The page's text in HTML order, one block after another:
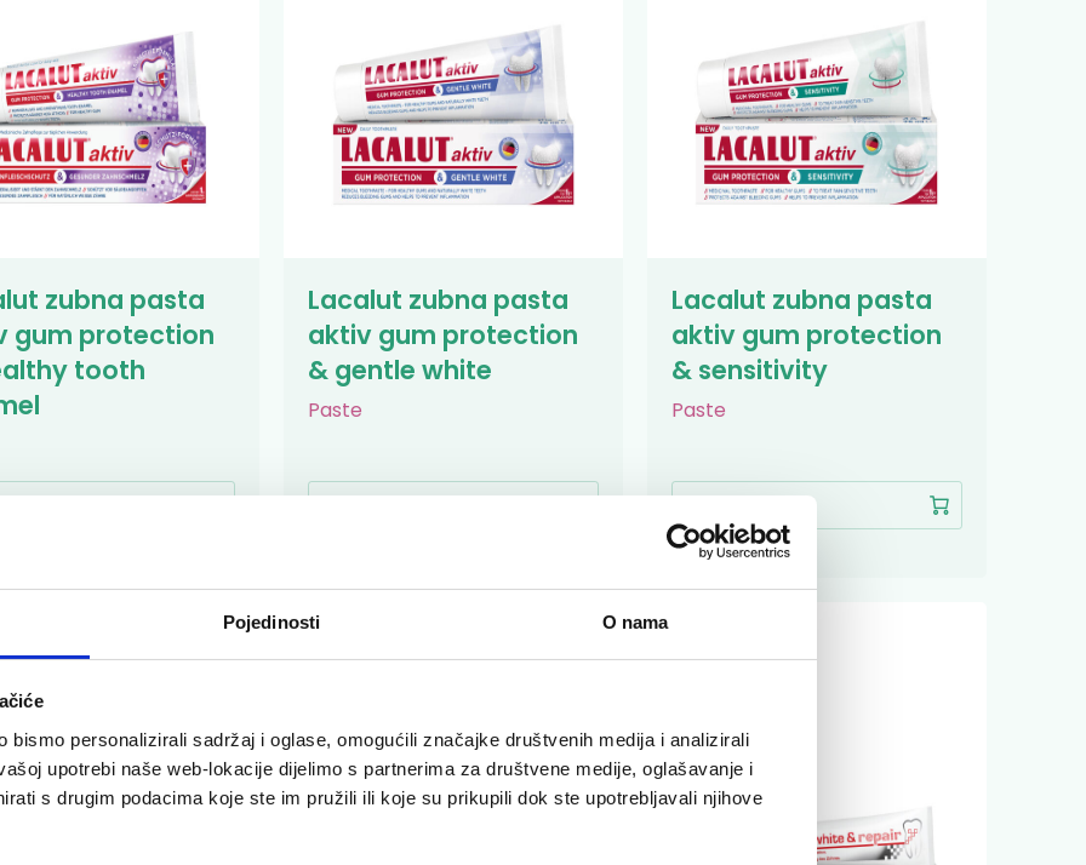
Pojedinosti O nama
bismo personalizirali sadržaj i oglase, omogućili značajke društvenih medija i analizirali
upotrebi naše web-lokacije dijelimo s partnerima za društvene medije, oglašavanje i
s drugim podacima koje ste im pružili ili koje su prikupili dok ste upotrebljavali njihove
zubna pasta
gum protection
tooth
€
Lacalut zubna pasta
aktiv gum protection
& gentle white
Paste
5,40 €
Lacalut zubna pasta
aktiv gum protection
& sensitivity
Paste
5,40 €